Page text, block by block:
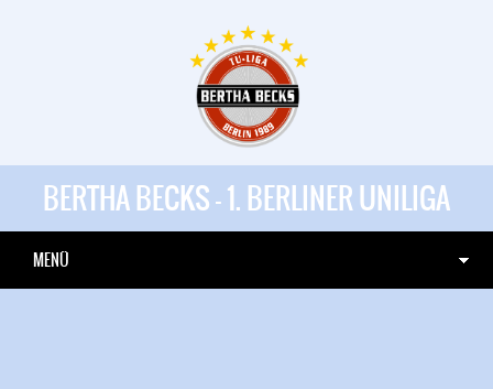
BERTHA BECKS - 1. BERLINER UNILIGA
MENÜ